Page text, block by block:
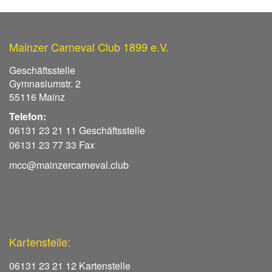
Mainzer Carneval Club 1899 e.V.
Geschäftsstelle
Gymnasiumstr. 2
55116 Mainz
Telefon:
06131 23 21 11 Geschäftsstelle
06131 23 77 33 Fax
mcc@mainzercarneval.club
Kartenstelle:
06131 23 21 12 Kartenstelle